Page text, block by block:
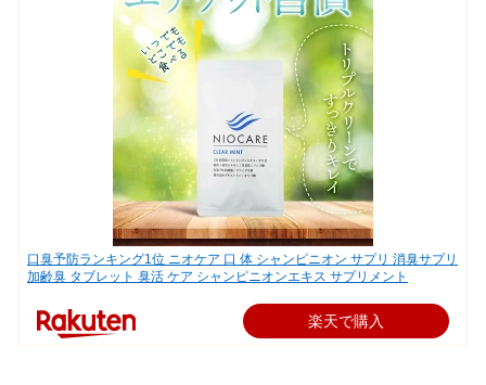
口臭予防ランキング1位 ニオケア 口 体 シャンピニオン サプリ 消臭サプリ
加齢臭 タブレット 臭活 ケア シャンピニオンエキス サプリメント
楽天で購入